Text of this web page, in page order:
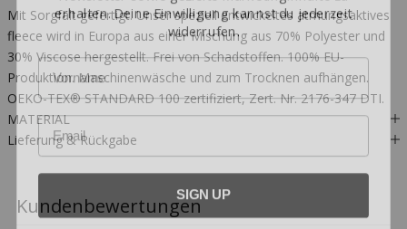
Mit Sorgfalt gefertigt. Unser speziell entwickeltes atmungsaktives
fleece wird in Europa aus einer Mischung aus 70% Polyester und
30% Viscose hergestellt. Frei von Schadstoffen. 100% EU-
Produktion. Maschinenwäsche und zum Trocknen aufhängen.
OEKO-TEX® STANDARD 100 zertifiziert, Zert. Nr. 2176-347 DTI.
MATERIAL
Lieferung & Rückgabe
Kundenbewertungen
widerrufen.
Email
SIGN UP